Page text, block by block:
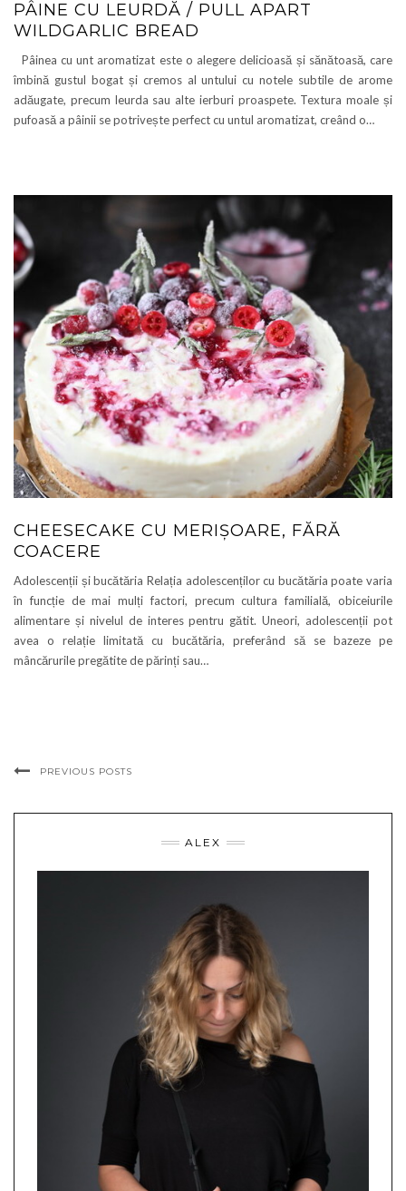
PÂINE CU LEURDĂ / PULL APART
WILDGARLIC BREAD
Pâinea cu unt aromatizat este o alegere delicioasă și sănătoasă, care
îmbină gustul bogat și cremos al untului cu notele subtile de arome
adăugate, precum leurda sau alte ierburi proaspete. Textura moale și
pufoasă a pâinii se potrivește perfect cu untul aromatizat, creând o…
CHEESECAKE CU MERIȘOARE, FĂRĂ
COACERE
Adolescenții și bucătăria Relația adolescenților cu bucătăria poate varia
în funcție de mai mulți factori, precum cultura familială, obiceiurile
alimentare și nivelul de interes pentru gătit. Uneori, adolescenții pot
avea o relație limitată cu bucătăria, preferând să se bazeze pe
mâncărurile pregătite de părinți sau…
PREVIOUS POSTS
ALEX